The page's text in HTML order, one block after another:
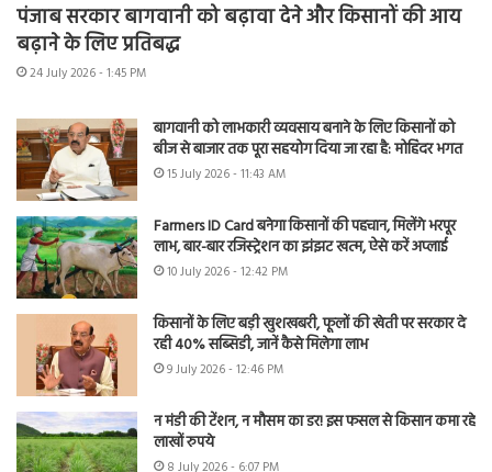
पंजाब सरकार बागवानी को बढ़ावा देने और किसानों की आय
बढ़ाने के लिए प्रतिबद्ध
24 July 2026 - 1:45 PM
बागवानी को लाभकारी व्यवसाय बनाने के लिए किसानों को
बीज से बाजार तक पूरा सहयोग दिया जा रहा है: मोहिंदर भगत
15 July 2026 - 11:43 AM
Farmers ID Card बनेगा किसानों की पहचान, मिलेंगे भरपूर
लाभ, बार-बार रजिस्ट्रेशन का झंझट खत्म, ऐसे करें अप्लाई
10 July 2026 - 12:42 PM
किसानों के लिए बड़ी खुशखबरी, फूलों की खेती पर सरकार दे
रही 40% सब्सिडी, जानें कैसे मिलेगा लाभ
9 July 2026 - 12:46 PM
न मंडी की टेंशन, न मौसम का डर! इस फसल से किसान कमा रहे
लाखों रुपये
8 July 2026 - 6:07 PM